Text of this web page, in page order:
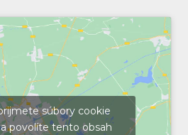
súbory cookie
povolíte tento obsah